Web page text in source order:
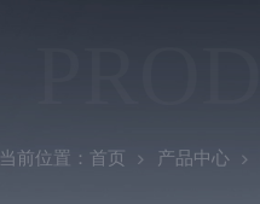
当前位置： 首页 产品中心